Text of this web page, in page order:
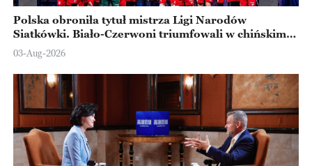
Polska obroniła tytuł mistrza Ligi Narodów
Siatkówki. Biało-Czerwoni triumfowali w chińskim
Ningbo
03-Aug-2026